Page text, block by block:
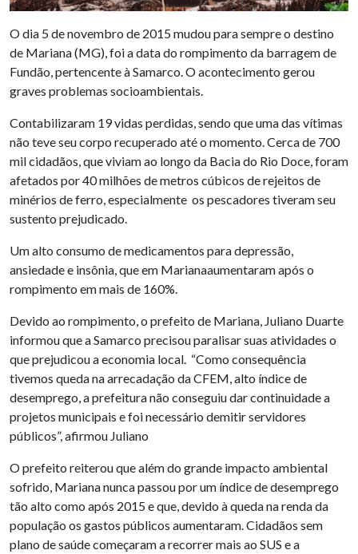
O dia 5 de novembro de 2015 mudou para sempre o destino
de Mariana (MG), foi a data do rompimento da barragem de
Fundão, pertencente à Samarco. O acontecimento gerou
graves problemas socioambientais.
Contabilizaram 19 vidas perdidas, sendo que uma das vítimas
não teve seu corpo recuperado até o momento. Cerca de 700
mil cidadãos, que viviam ao longo da Bacia do Rio Doce, foram
afetados por 40 milhões de metros cúbicos de rejeitos de
minérios de ferro, especialmente os pescadores tiveram seu
sustento prejudicado.
Um alto consumo de medicamentos para depressão,
ansiedade e insônia, que em Marianaaumentaram após o
rompimento em mais de 160%.
Devido ao rompimento, o prefeito de Mariana, Juliano Duarte
informou que a Samarco precisou paralisar suas atividades o
que prejudicou a economia local. “Como consequência
tivemos queda na arrecadação da CFEM, alto índice de
desemprego, a prefeitura não conseguiu dar continuidade a
projetos municipais e foi necessário demitir servidores
públicos”, afirmou Juliano
O prefeito reiterou que além do grande impacto ambiental
sofrido, Mariana nunca passou por um índice de desemprego
tão alto como após 2015 e que, devido à queda na renda da
população os gastos públicos aumentaram. Cidadãos sem
plano de saúde começaram a recorrer mais ao SUS e a